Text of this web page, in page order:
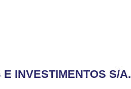
INVESTIMENTOS S/A.